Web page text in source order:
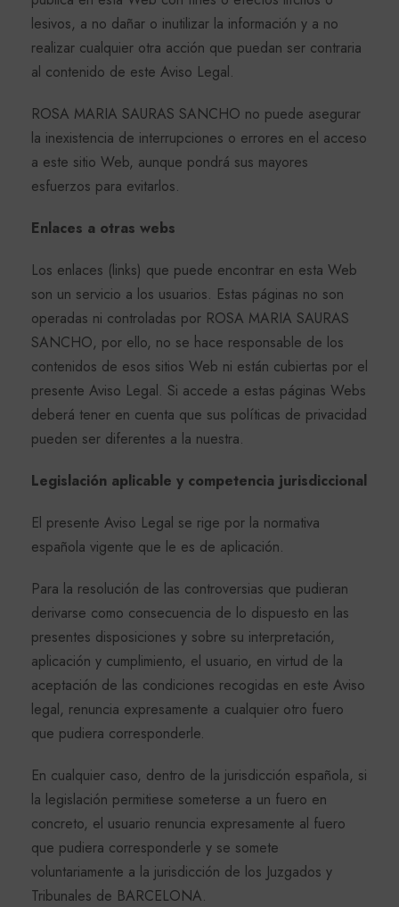
lesivos, a no dañar o inutilizar la información y a no
realizar cualquier otra acción que puedan ser contraria
al contenido de este Aviso Legal.
ROSA MARIA SAURAS SANCHO no puede asegurar
la inexistencia de interrupciones o errores en el acceso
a este sitio Web, aunque pondrá sus mayores
esfuerzos para evitarlos.
Enlaces a otras webs
Los enlaces (links) que puede encontrar en esta Web
son un servicio a los usuarios. Estas páginas no son
operadas ni controladas por ROSA MARIA SAURAS
SANCHO, por ello, no se hace responsable de los
contenidos de esos sitios Web ni están cubiertas por el
presente Aviso Legal. Si accede a estas páginas Webs
deberá tener en cuenta que sus políticas de privacidad
pueden ser diferentes a la nuestra.
Legislación aplicable y competencia jurisdiccional
El presente Aviso Legal se rige por la normativa
española vigente que le es de aplicación.
Para la resolución de las controversias que pudieran
derivarse como consecuencia de lo dispuesto en las
presentes disposiciones y sobre su interpretación,
aplicación y cumplimiento, el usuario, en virtud de la
aceptación de las condiciones recogidas en este Aviso
legal, renuncia expresamente a cualquier otro fuero
que pudiera corresponderle.
En cualquier caso, dentro de la jurisdicción española, si
la legislación permitiese someterse a un fuero en
concreto, el usuario renuncia expresamente al fuero
que pudiera corresponderle y se somete
voluntariamente a la jurisdicción de los Juzgados y
Tribunales de BARCELONA.